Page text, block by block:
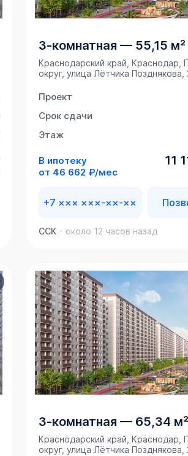
3-комнатная — 55,15 м²
Краснодарский край, Краснодар,
округ, улица Лётчика Позднякова,
Проект
Срок сдачи
Этаж
В ипотеку
от 46 662 ₽/мес
11
+7 ××× ×××-××-××
ССК около 12 часов назад
3-комнатная — 65,34 м²
Краснодарский край, Краснодар,
округ, улица Лётчика Позднякова,